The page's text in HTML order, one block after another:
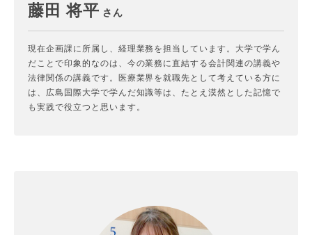
藤田 将平 さん
現在企画課に所属し、経理業務を担当しています。大学で学ん
だことで印象的なのは、今の業務に直結する会計関連の講義や
法律関係の講義です。医療業界を就職先として考えている方に
は、広島国際大学で学んだ知識等は、たとえ漠然とした記憶で
も実践で役立つと思います。